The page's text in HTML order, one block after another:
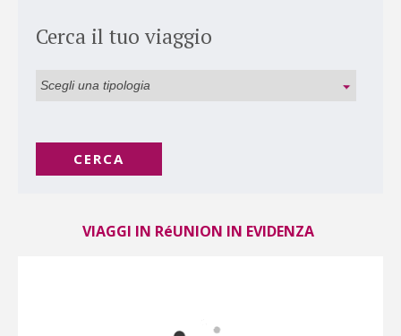
Cerca il tuo viaggio
CERCA
VIAGGI IN RéUNION IN EVIDENZA